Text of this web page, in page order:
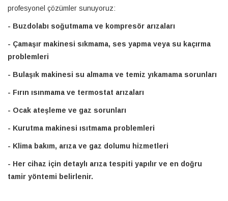
profesyonel çözümler sunuyoruz:
- Buzdolabı soğutmama ve kompresör arızaları
- Çamaşır makinesi sıkmama, ses yapma veya su kaçırma
problemleri
- Bulaşık makinesi su almama ve temiz yıkamama sorunları
- Fırın ısınmama ve termostat arızaları
- Ocak ateşleme ve gaz sorunları
- Kurutma makinesi ısıtmama problemleri
- Klima bakım, arıza ve gaz dolumu hizmetleri
- Her cihaz için detaylı arıza tespiti yapılır ve en doğru
tamir yöntemi belirlenir.